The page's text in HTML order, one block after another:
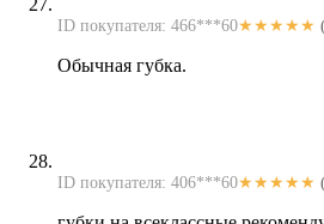
ID покупателя: 466***60★★★★★
Обычная губка.
ID покупателя: 406***60★★★★★